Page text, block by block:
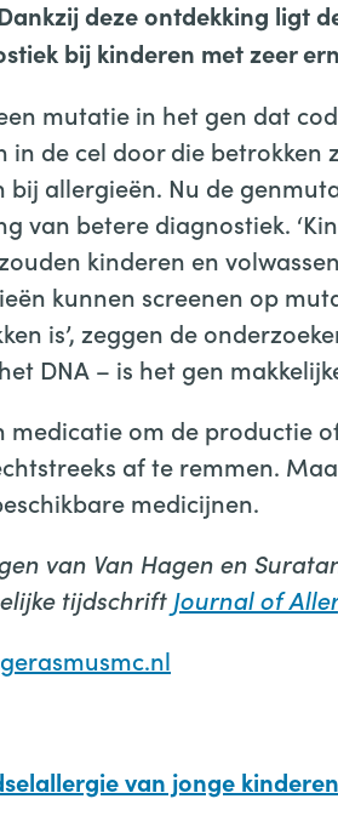
deze ontdekking ligt
bij kinderen met zeer
mutatie in het gen dat
in de cel door die
bij allergieën. Nu de
van betere diagnostiek.
kinderen en
kunnen screenen op
is’, zeggen de
DNA – is het gen
medicatie om de productie
af te remmen.
medicijnen.
van Van Hagen en
tijdschrift Journal of
van jonge